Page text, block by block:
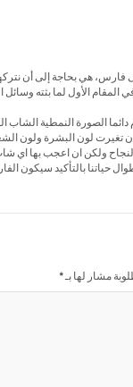
فارس، هي بحاجة إلى أن
المقام الأول لما بثته
الصورة النمطية الشاب
تغيرت لون البشرة ولون
ولكن ان اعجب بها اي
حياتنا بالتأكيد سيكون
مشار لها بـ*